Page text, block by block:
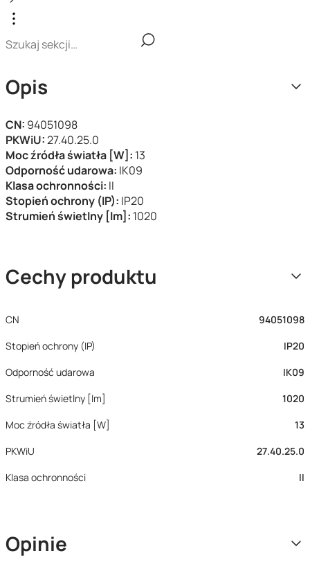
Opis
CN: 94051098
PKWiU:27.40.25.0
Moc źródła światła [W]: 13
Odporność udarowa: IK09
Klasa ochronności: II
Stopień ochrony (IP): IP20
Strumień świetlny [lm]: 1020
Cechy produktu
CN
94051098
Stopień ochrony (IP)
IP20
Odporność udarowa
IK09
Strumień świetlny [lm]
1020
Moc źródła światła [W]
13
PKWiU
27.40.25.0
Klasa ochronności
II
Opinie